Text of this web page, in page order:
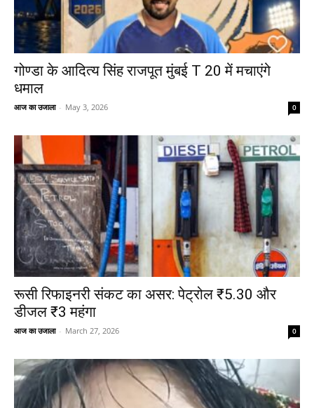
गोण्डा के आदित्य सिंह राजपूत मुंबई T 20 में मचाएंगे
धमाल
आज का उजाला - May 3, 2026 0
रूसी रिफाइनरी संकट का असर: पेट्रोल ₹5.30 और
डीजल ₹3 महंगा
आज का उजाला - March 27, 2026 0